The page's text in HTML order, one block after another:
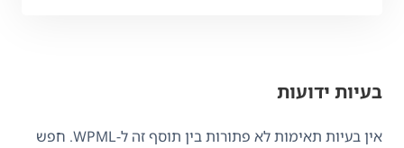
בעיות ידועות
אין בעיות תאימות לא פתורות בין תוסף זה ל-WPML. חפש